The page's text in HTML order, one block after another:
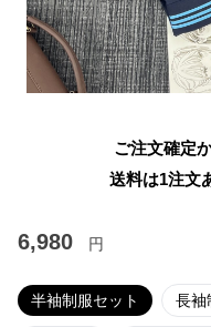
ご注文確定
送料は1注文
6,980 円
半袖制服セット 長袖